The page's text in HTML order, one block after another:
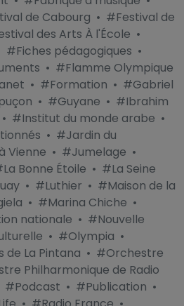
de Cabourg • #Festival de
des Arts À l'École •
#Fiches pédagogiques •
• #Flamme Olympique
• #Formation • #Gabriel
• #Guyane • #Ibrahim
• #Institut du monde arabe •
• #Jardin du
Vienne • #Jumelage •
Bonne Étoile • #La Seine
• #Luthier • #Maison de la
• #Marina Chiche •
nationale • #Nouvelle
• #Olympia •
La Pintana • #Orchestre
Philharmonique de Radio
#Podcast • #Publication •